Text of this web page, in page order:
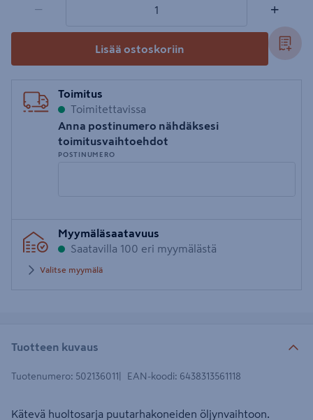
− +
Lisää ostoskoriin
Toimitus
Toimitettavissa
Anna postinumero nähdäksesi
toimitusvaihtoehdot
POSTINUMERO
postinumero
Myymäläsaatavuus
Saatavilla 100 eri myymälästä
Valitse myymälä
Tuotteen kuvaus
Tuotenumero: 502136011 EAN-koodi: 6438313561118
Kätevä huoltosarja puutarhakoneiden öljynvaihtoon.